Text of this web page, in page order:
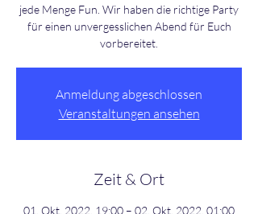
jede Menge Fun. Wir haben die richtige Party
für einen unvergesslichen Abend für Euch
Anmeldung abgeschlossen
Veranstaltungen ansehen
Zeit & Ort
01. Okt. 2022, 19:00 – 02. Okt. 2022, 01:00